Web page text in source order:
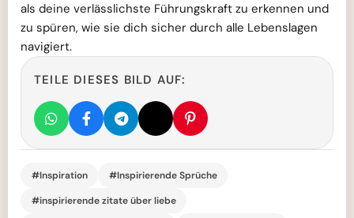
als deine verlässlichste Führungskraft zu erkennen und
zu spüren, wie sie dich sicher durch alle Lebenslagen
navigiert.
TEILE DIESES BILD AUF:
#Inspiration
#Inspirierende Sprüche
#inspirierende zitate über liebe